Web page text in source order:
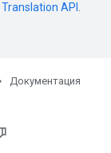
API
Документация